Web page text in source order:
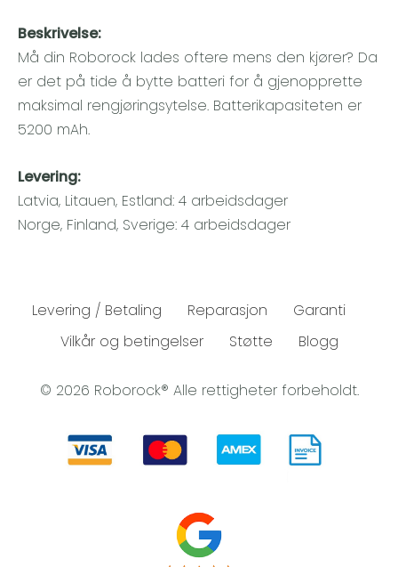
Beskrivelse:
Må din Roborock lades oftere mens den kjører? Da
er det på tide å bytte batteri for å gjenopprette
maksimal rengjøringsytelse. Batterikapasiteten er
5200 mAh.
Levering:
Latvia, Litauen, Estland: 4 arbeidsdager
Norge, Finland, Sverige: 4 arbeidsdager
Levering / Betaling Reparasjon
Garanti
Vilkår og betingelser
Støtte Blogg
© 2026 Roborock® Alle rettigheter forbeholdt.